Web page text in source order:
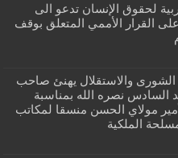
لحقوق الإنسان تدعو الى
القرار الأممي المتعلق بوقف
الشورى والاستقلال يهنئ صاحب
السادس نصره الله بمناسبة
مولاي الحسن منسقا لمكاتب
الملكية